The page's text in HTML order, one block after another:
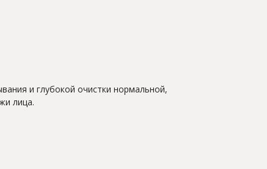
и глубокой очистки нормальной,
лица.